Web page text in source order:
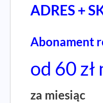
ADRES +
Abonament
od 60
za miesiąc